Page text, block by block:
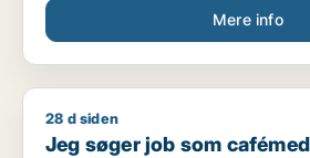
Mere info
Jeg søger job som cafémedarbejder
28 d siden
Jeg søger job som